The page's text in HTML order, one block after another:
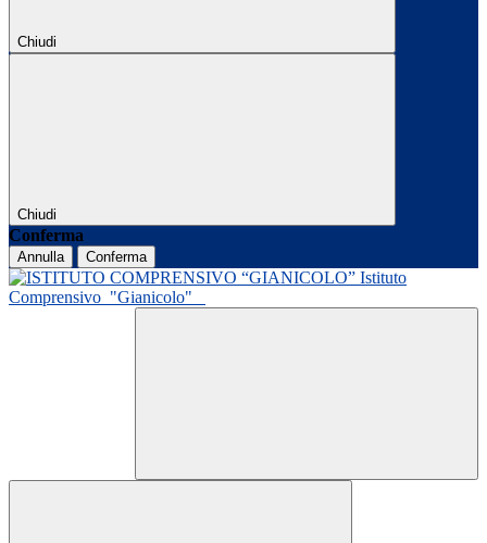
Chiudi
Chiudi
Conferma
Annulla Conferma
Istituto
Comprensivo "Gianicolo"